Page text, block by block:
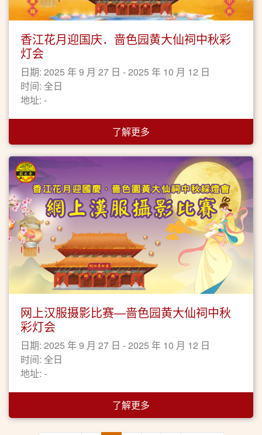
香江花月迎国庆．啬色园黄大仙祠中秋彩
灯会
日期: 2025 年 9 月 27 日 - 2025 年 10 月 12 日
时间: 全日
地址: -
了解更多
网上汉服摄影比赛—啬色园黄大仙祠中秋
彩灯会
日期: 2025 年 9 月 27 日 - 2025 年 10 月 12 日
时间: 全日
地址: -
了解更多